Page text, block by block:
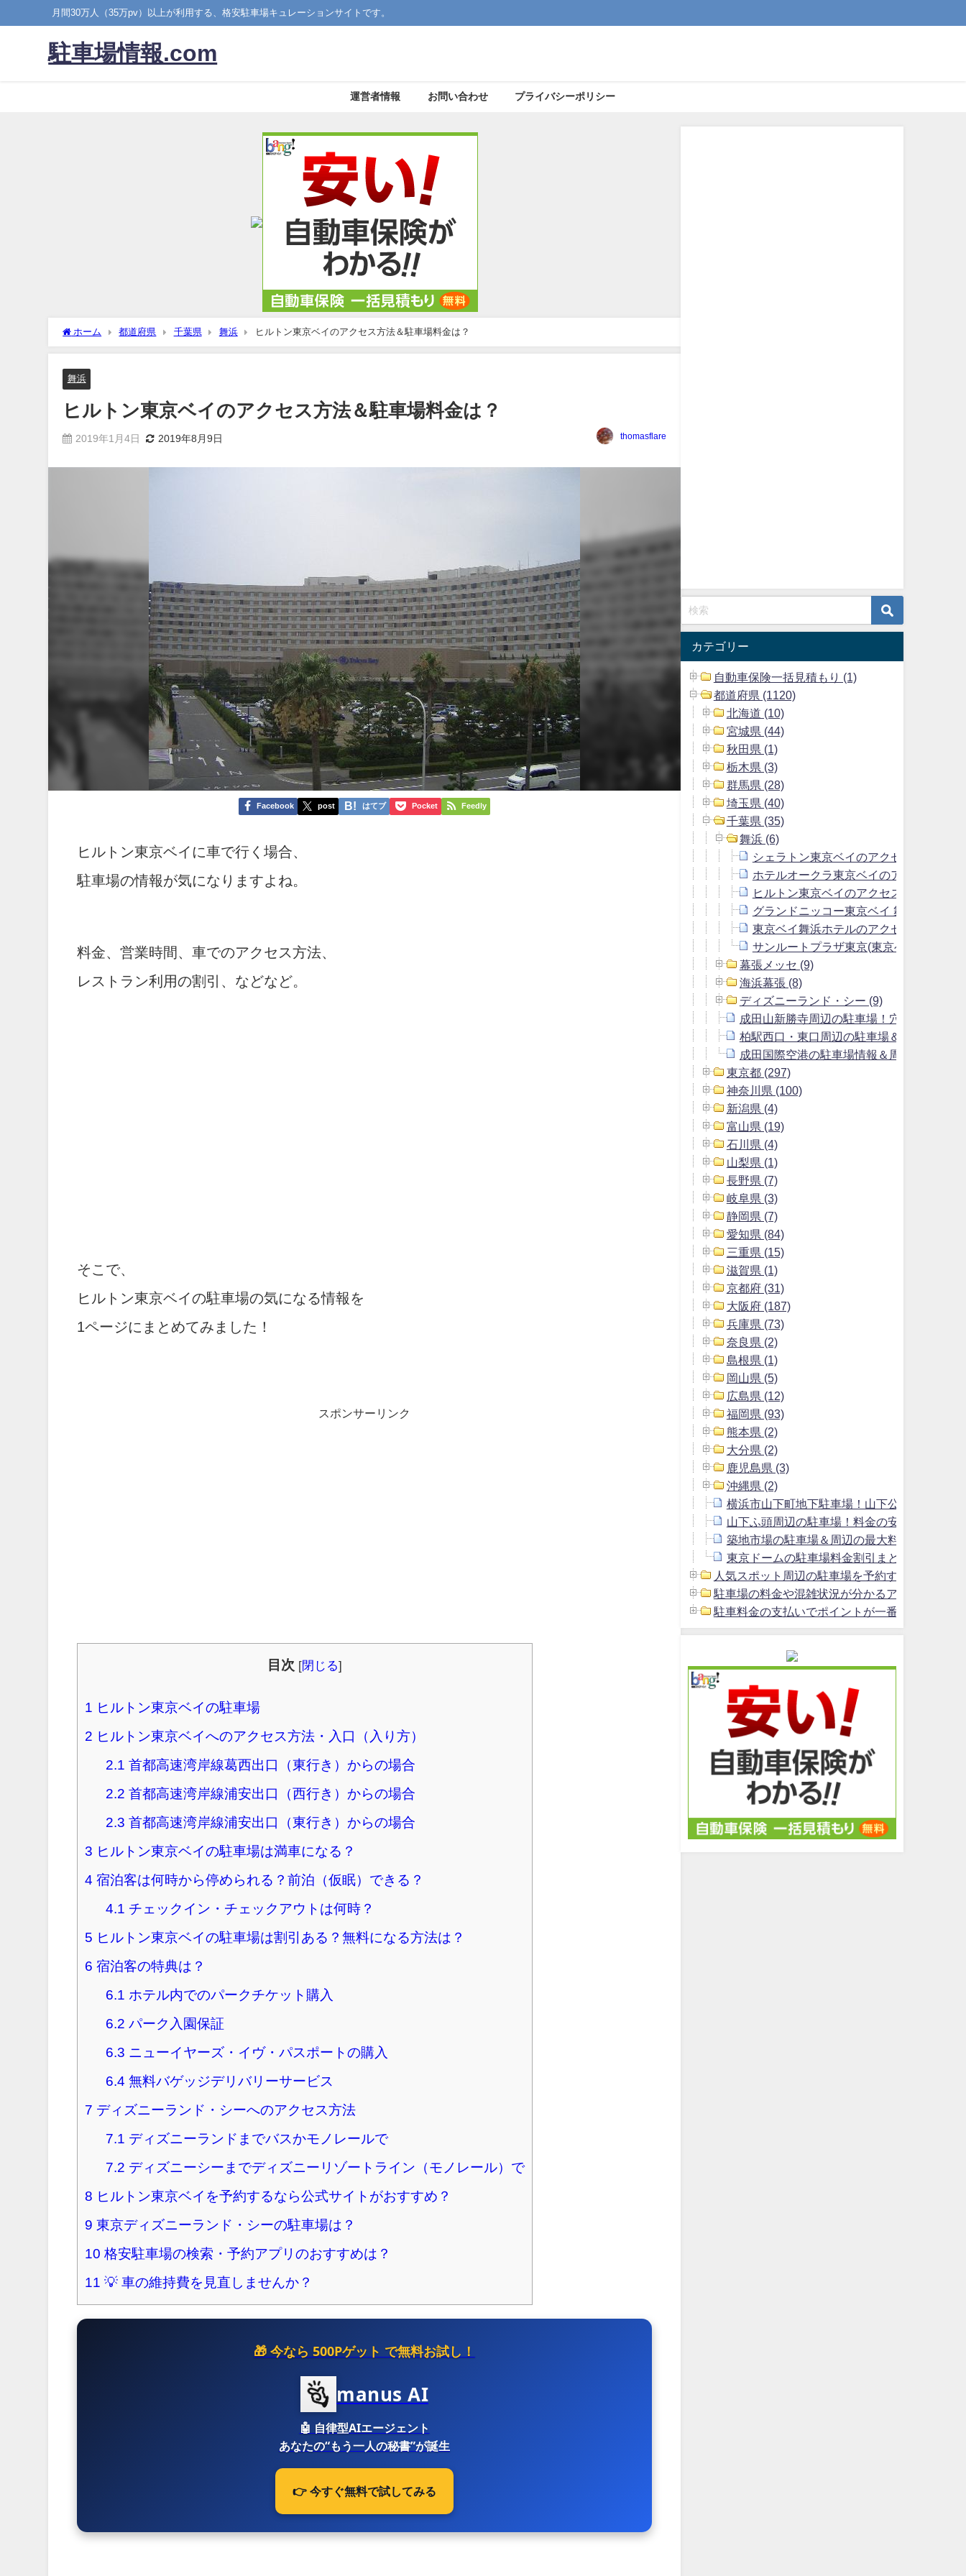
月間30万人（35万pv）以上が利用する、格安駐車場キュレーションサイトです。
駐車場情報.com
運営者情報 お問い合わせ プライバシーポリシー
ホーム 都道府県 千葉県 舞浜 ヒルトン東京ベイのアクセス方法＆駐車場料金は？
舞浜
ヒルトン東京ベイのアクセス方法＆駐車場料金は？
2019年1月4日 2019年8月9日 thomasflare
Facebook post はてブ Pocket Feedly
ヒルトン東京ベイに車で行く場合、
駐車場の情報が気になりますよね。
料金、営業時間、車でのアクセス方法、
レストラン利用の割引、などなど。
そこで、
ヒルトン東京ベイの駐車場の気になる情報を
1ページにまとめてみました！
スポンサーリンク
目次 [閉じる]
1 ヒルトン東京ベイの駐車場
2 ヒルトン東京ベイへのアクセス方法・入口（入り方）
2.1 首都高速湾岸線葛西出口（東行き）からの場合
2.2 首都高速湾岸線浦安出口（西行き）からの場合
2.3 首都高速湾岸線浦安出口（東行き）からの場合
3 ヒルトン東京ベイの駐車場は満車になる？
4 宿泊客は何時から停められる？前泊（仮眠）できる？
4.1 チェックイン・チェックアウトは何時？
5 ヒルトン東京ベイの駐車場は割引ある？無料になる方法は？
6 宿泊客の特典は？
6.1 ホテル内でのパークチケット購入
6.2 パーク入園保証
6.3 ニューイヤーズ・イヴ・パスポートの購入
6.4 無料バゲッジデリバリーサービス
7 ディズニーランド・シーへのアクセス方法
7.1 ディズニーランドまでバスかモノレールで
7.2 ディズニーシーまでディズニーリゾートライン（モノレール）で
8 ヒルトン東京ベイを予約するなら公式サイトがおすすめ？
9 東京ディズニーランド・シーの駐車場は？
10 格安駐車場の検索・予約アプリのおすすめは？
11 💡 車の維持費を見直しませんか？
🎁 今なら 500Pゲット で無料お試し！
manus AI
🤖 自律型AIエージェント
あなたの“もう一人の秘書”が誕生
👉 今すぐ無料で試してみる
カテゴリー
自動車保険一括見積もり (1)
都道府県 (1120)
北海道 (10)
宮城県 (44)
秋田県 (1)
栃木県 (3)
群馬県 (28)
埼玉県 (40)
千葉県 (35)
舞浜 (6)
シェラトン東京ベイのアクセス方法＆駐
ホテルオークラ東京ベイのアクセス方法
ヒルトン東京ベイのアクセス方法＆駐車
グランドニッコー東京ベイ 舞浜のアク
東京ベイ舞浜ホテルのアクセス方法＆駐
サンルートプラザ東京(東京ベイ舞浜ホ
幕張メッセ (9)
海浜幕張 (8)
ディズニーランド・シー (9)
成田山新勝寺周辺の駐車場！穴場や料金無
柏駅西口・東口周辺の駐車場＆最大料金の
成田国際空港の駐車場情報＆周辺にある格
東京都 (297)
神奈川県 (100)
新潟県 (4)
富山県 (19)
石川県 (4)
山梨県 (1)
長野県 (7)
岐阜県 (3)
静岡県 (7)
愛知県 (84)
三重県 (15)
滋賀県 (1)
京都府 (31)
大阪府 (187)
兵庫県 (73)
奈良県 (2)
島根県 (1)
岡山県 (5)
広島県 (12)
福岡県 (93)
熊本県 (2)
大分県 (2)
鹿児島県 (3)
沖縄県 (2)
横浜市山下町地下駐車場！山下公園駐車場よ
山下ふ頭周辺の駐車場！料金の安いおすすめ
築地市場の駐車場＆周辺の最大料金1800円以
東京ドームの駐車場料金割引まとめ＆周辺の
人気スポット周辺の駐車場を予約する方法 (2)
駐車場の料金や混雑状況が分かるアプリ (1)
駐車料金の支払いでポイントが一番貯まるクレ